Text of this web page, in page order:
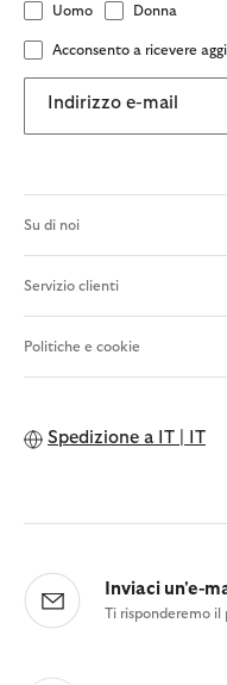
Uomo Donna
Acconsento a ricevere
Indirizzo e-mail
Su di noi
Servizio clienti
Politiche e cookie
Spedizione a IT | IT
Inviaci un'e-
Ti risponderemo il